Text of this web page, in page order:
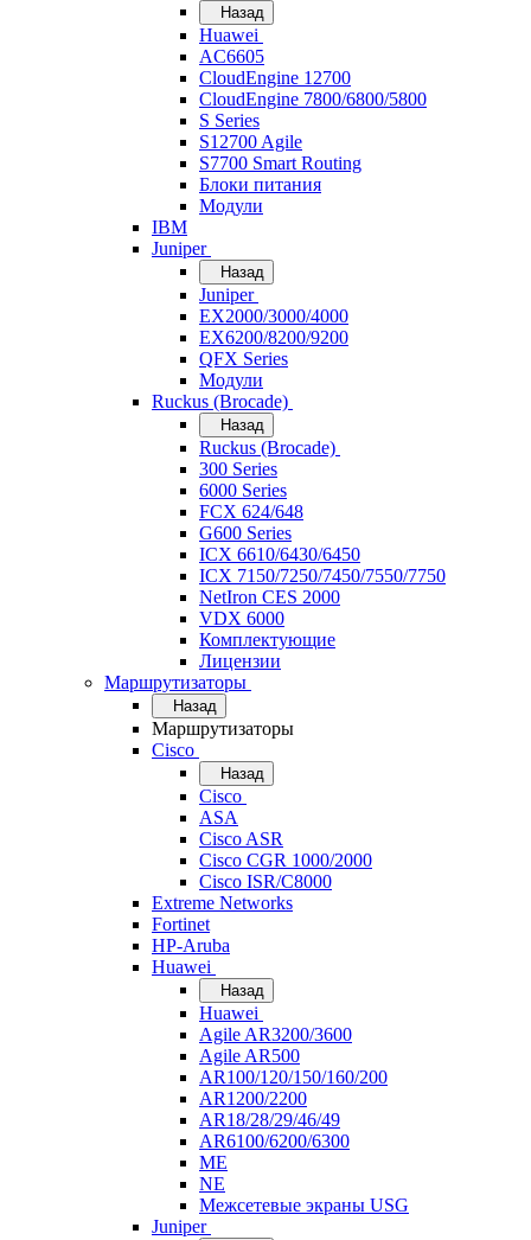
Назад
Huawei
AC6605
CloudEngine 12700
CloudEngine 7800/6800/5800
S Series
S12700 Agile
S7700 Smart Routing
Блоки питания
Модули
IBM
Juniper
Назад
Juniper
EX2000/3000/4000
EX6200/8200/9200
QFX Series
Модули
Ruckus (Brocade)
Назад
Ruckus (Brocade)
300 Series
6000 Series
FCX 624/648
G600 Series
ICX 6610/6430/6450
ICX 7150/7250/7450/7550/7750
NetIron CES 2000
VDX 6000
Комплектующие
Лицензии
Маршрутизаторы
Назад
Маршрутизаторы
Cisco
Назад
Cisco
ASA
Cisco ASR
Cisco CGR 1000/2000
Cisco ISR/С8000
Extreme Networks
Fortinet
HP-Aruba
Huawei
Назад
Huawei
Agile AR3200/3600
Agile AR500
AR100/120/150/160/200
AR1200/2200
AR18/28/29/46/49
AR6100/6200/6300
ME
NE
Межсетевые экраны USG
Juniper